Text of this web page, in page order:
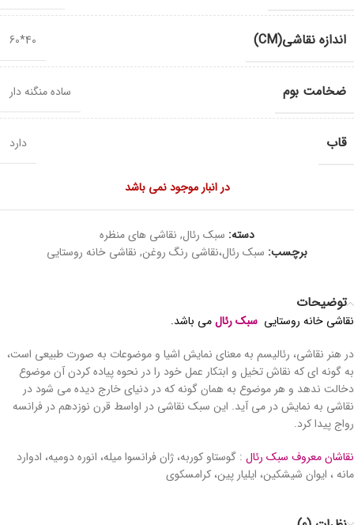
اندازه نقاشی(CM) 40*60
ضخامت بوم ساده منگنه دار
قاب دارد
در انبار موجود نمی باشد
دسته: سبک رئال, نقاشی های منظره
برچسب: سبک رئال،نقاشی رنگ روغن, نقاشی خانه روستایی
توضیحات
نقاشی خانه روستایی سبک رئالمی باشد.
در هنر نقاشی، رئالیسم به معنای نمایش اشیا و موضوعات به صورت طبیعی است،
به گونه ای که نقاش تخیل و ابتکار عمل خود را در نحوه پیاده کردن آن موضوع
دخالت ندهد و هر موضوع به همان گونه که در دنیای خارج دیده می شود در
نقاشی به نمایش در می آید. این سبک نقاشی در اواسط قرن نوزدهم در فرانسه
رواج پیدا کرد.
نقاشان معروف سبک رئال : گوستاو کوربه، ژان فرانسوا میله، انوره دومیه، ادوارد
مانه ، ایوان شیشکین، ایلیار پین، کرامسکوی